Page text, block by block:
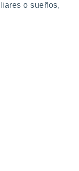
o sueños,